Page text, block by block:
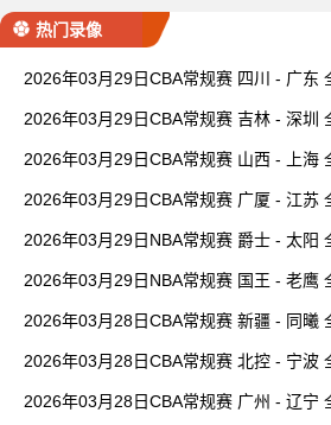
热门录像
2026年03月29日CBA常规赛 四川 - 广东
2026年03月29日CBA常规赛 吉林 - 深圳
2026年03月29日CBA常规赛 山西 - 上海
2026年03月29日CBA常规赛 广厦 - 江苏
2026年03月29日NBA常规赛 爵士 - 太阳
2026年03月29日NBA常规赛 国王 - 老鹰
2026年03月28日CBA常规赛 新疆 - 同曦
2026年03月28日CBA常规赛 北控 - 宁波
2026年03月28日CBA常规赛 广州 - 辽宁